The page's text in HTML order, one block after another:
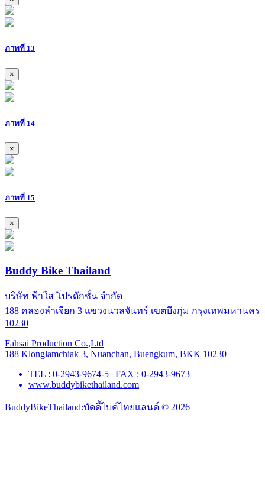
ภาพที่ 13
×
ภาพที่ 14
×
ภาพที่ 15
×
Buddy Bike Thailand
บริษัท ฟ้าใส โปรดักชั่น จำกัด
188 คลองลำเจียก 3 แขวงนวลจันทร์ เขตบึงกุ่ม กรุงเทพมหานคร
10230
Fahsai Production Co.,Ltd
188 Klonglamchiak 3, Nuanchan, Buengkum, BKK 10230
TEL : 0-2943-9674-5 | FAX : 0-2943-9673
www.buddybikethailand.com
BuddyBikeThailand:บัดดี้ไบค์ไทยแลนด์ © 2026